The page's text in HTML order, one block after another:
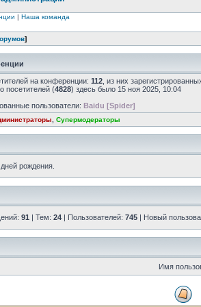
| Наша команда
]
на конференции: 112 , из них
посетителей (4828) здесь было 15 ноя 2025, 10:04
пользователи: Baidu [Spider]
Супермодераторы
рождения.
91 | Тем: 24 | Пользователей: 745 | Новый
Имя